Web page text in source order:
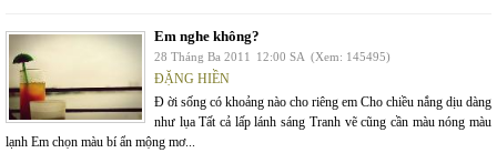
Em nghe không?
28 Tháng Ba 2011 12:00 SA (Xem: 145495)
ĐẶNG HIỀN
Đ ời sống có khoảng nào cho riêng em Cho chiều nắng dịu dàng
như lụa Tất cả lấp lánh sáng Tranh vẽ cũng cần màu nóng màu
lạnh Em chọn màu bí ẩn mộng mơ...